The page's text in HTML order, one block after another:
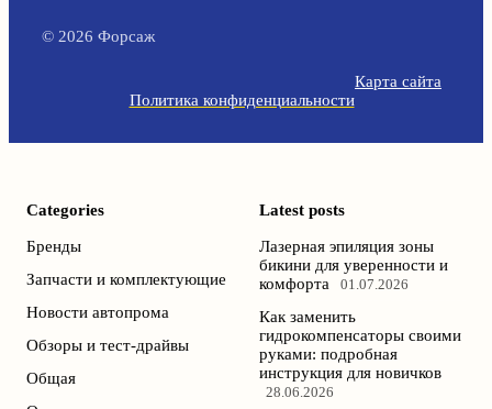
© 2026 Форсаж
Карта сайта
Политика конфиденциальности
Categories
Бренды
Запчасти и комплектующие
Новости автопрома
Обзоры и тест-драйвы
Общая
Latest posts
Лазерная эпиляция зоны
бикини для уверенности и
комфорта
01.07.2026
Как заменить
гидрокомпенсаторы своими
руками: подробная
инструкция для новичков
28.06.2026